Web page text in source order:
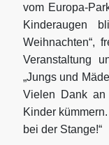
vom Europa-
Kinderaugen
Weihnachten“,
Veranstaltung
„Jungs und
Vielen Dank
Kinder
bei der Stange!“